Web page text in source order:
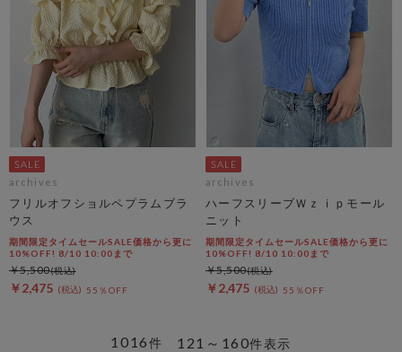
archives
フリルオフショルペプラムブラ
ウス
期間限定タイムセールSALE価格から更に
10%OFF! 8/10 10:00まで
￥2,475 55％OFF
￥5,500
archives
ハーフスリーブＷｚｉｐモール
ニット
期間限定タイムセールSALE価格から更に
10%OFF! 8/10 10:00まで
￥2,475 55％OFF
￥5,500
121～160件表示
1016件